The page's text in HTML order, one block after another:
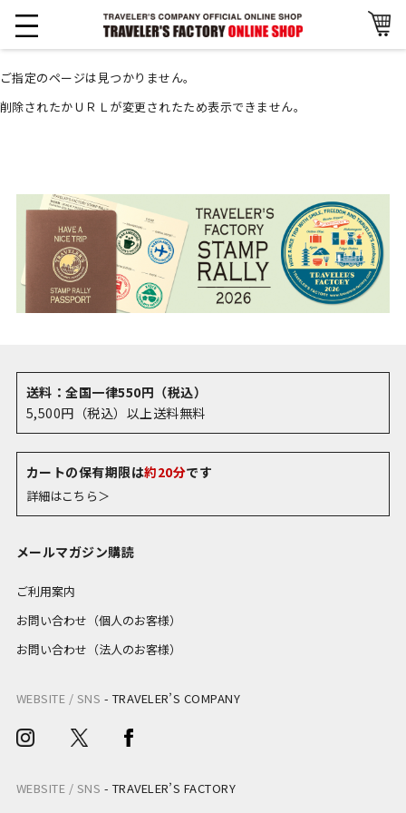
ご指定のページは見つかりません。
削除されたかＵＲＬが変更されたため表示できません。
送料：全国一律550円（税込）
5,500円（税込）以上送料無料
カートの保有期限は約20分です
詳細はこちら＞
メールマガジン購読
ご利用案内
お問い合わせ（個人のお客様）
お問い合わせ（法人のお客様）
WEBSITE / SNS - TRAVELER’S COMPANY
WEBSITE / SNS - TRAVELER’S FACTORY